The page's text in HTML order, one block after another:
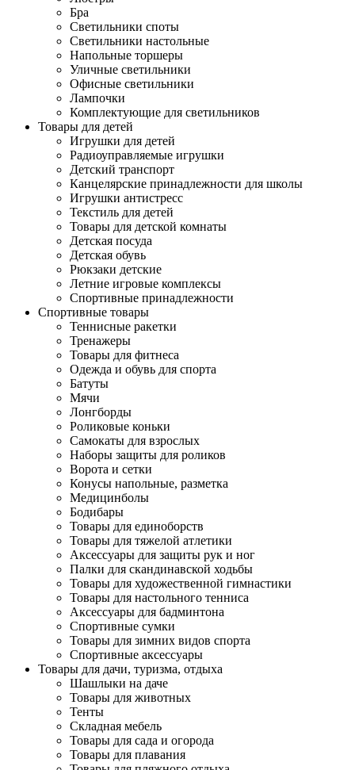
Бра
Светильники споты
Светильники настольные
Напольные торшеры
Уличные светильники
Офисные светильники
Лампочки
Комплектующие для светильников
Товары для детей
Игрушки для детей
Радиоуправляемые игрушки
Детский транспорт
Канцелярские принадлежности для школы
Игрушки антистресс
Текстиль для детей
Товары для детской комнаты
Детская посуда
Детская обувь
Рюкзаки детские
Летние игровые комплексы
Спортивные принадлежности
Спортивные товары
Теннисные ракетки
Тренажеры
Товары для фитнеса
Одежда и обувь для спорта
Батуты
Мячи
Лонгборды
Роликовые коньки
Самокаты для взрослых
Наборы защиты для роликов
Ворота и сетки
Конусы напольные, разметка
Медицинболы
Бодибары
Товары для единоборств
Товары для тяжелой атлетики
Аксессуары для защиты рук и ног
Палки для скандинавской ходьбы
Товары для художественной гимнастики
Товары для настольного тенниса
Аксессуары для бадминтона
Спортивные сумки
Товары для зимних видов спорта
Спортивные аксессуары
Товары для дачи, туризма, отдыха
Шашлыки на даче
Товары для животных
Тенты
Складная мебель
Товары для сада и огорода
Товары для плавания